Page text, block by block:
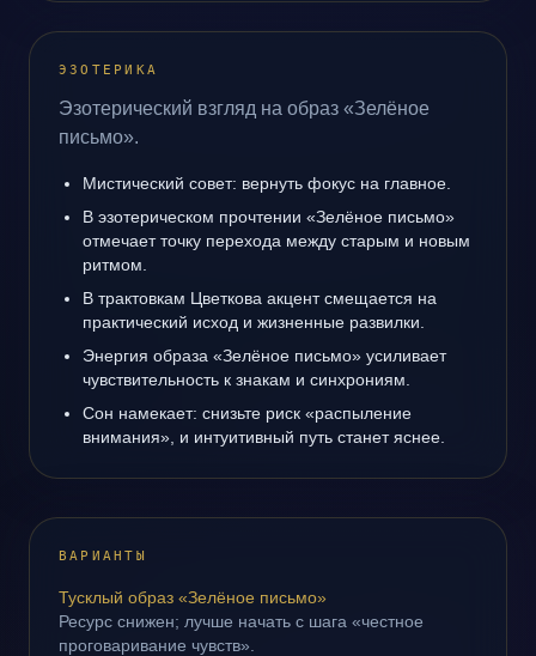
ЭЗОТЕРИКА
Эзотерический взгляд на образ «Зелёное
письмо».
Мистический совет: вернуть фокус на главное.
В эзотерическом прочтении «Зелёное письмо»
отмечает точку перехода между старым и новым
ритмом.
В трактовкам Цветкова акцент смещается на
практический исход и жизненные развилки.
Энергия образа «Зелёное письмо» усиливает
чувствительность к знакам и синхрониям.
Сон намекает: снизьте риск «распыление
внимания», и интуитивный путь станет яснее.
ВАРИАНТЫ
Тусклый образ «Зелёное письмо»
Ресурс снижен; лучше начать с шага «честное
проговаривание чувств».